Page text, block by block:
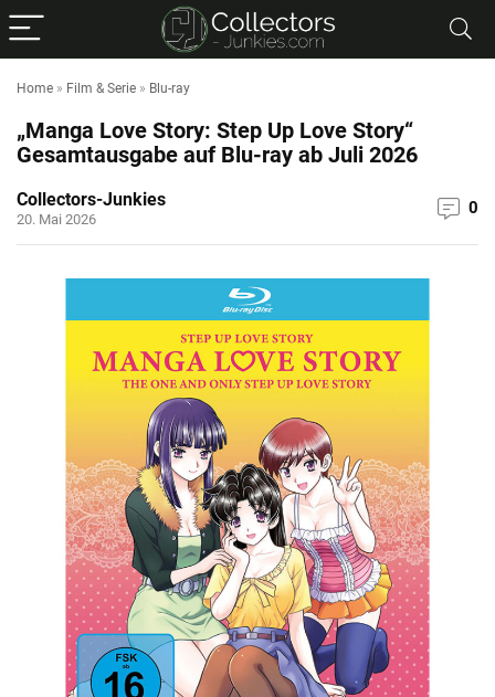
Home » Film & Serie » Blu-ray
„Manga Love Story: Step Up Love Story“
Gesamtausgabe auf Blu-ray ab Juli 2026
Collectors-Junkies
20. Mai 2026
0